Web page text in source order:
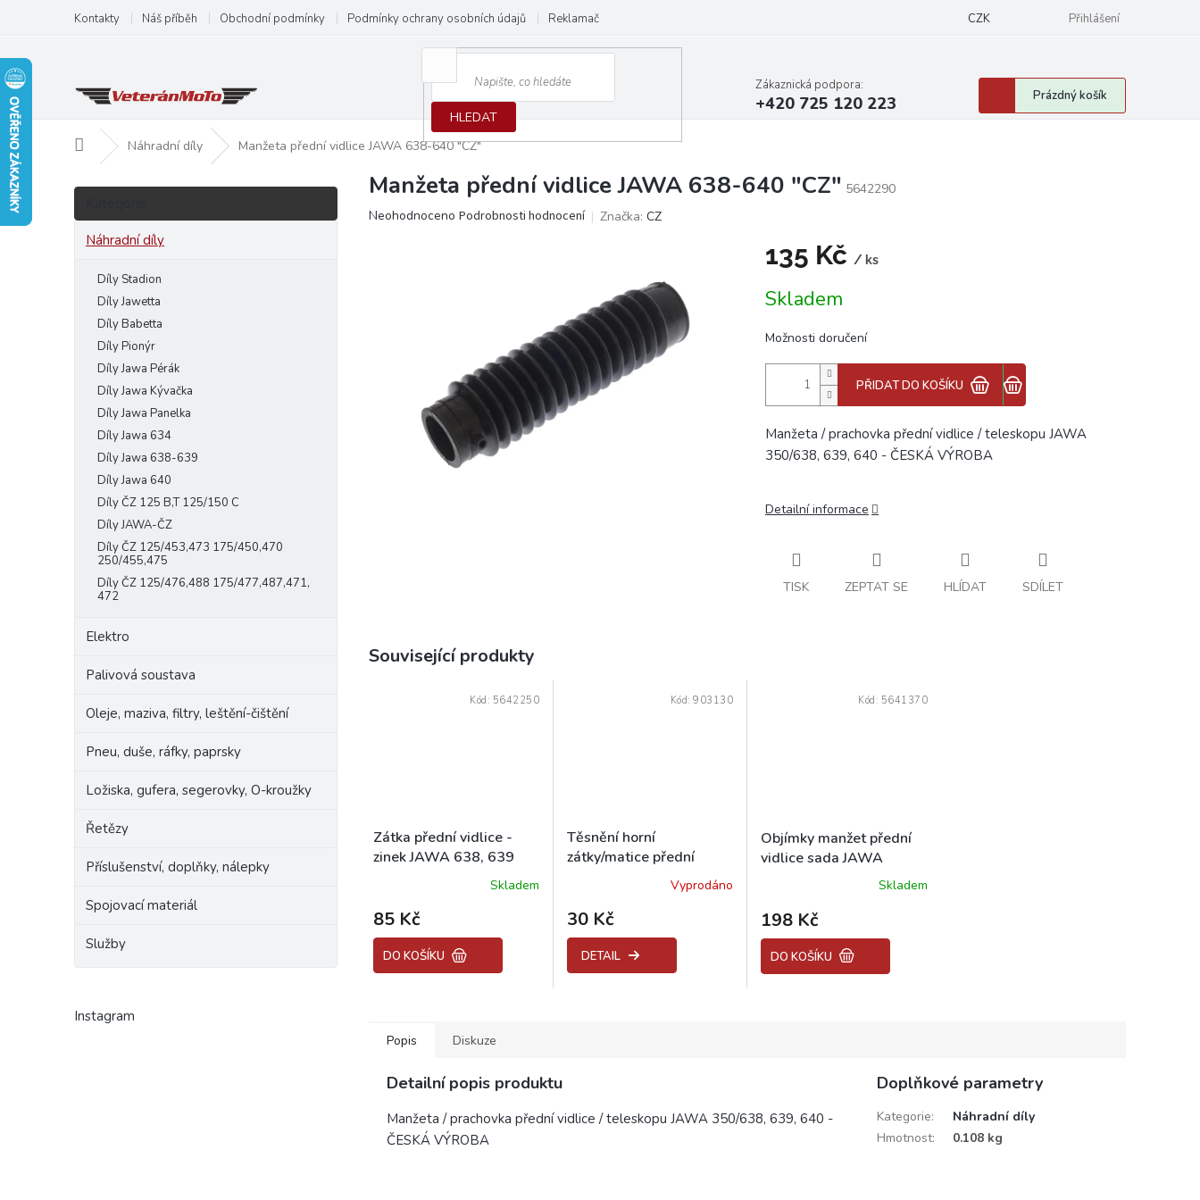
obsah
Kontakty Náš příběh Obchodní podmínky Podmínky ochrany osobních údajů Reklamační protokol CZK Přihlášení
HLEDAT
Zákaznická podpora:
+420 725 120 223
Nákupní
košík
Prázdný košík
Domů Náhradní díly Manžeta přední vidlice JAWA 638-640 "CZ"
P
s
Přeskočit
Náhradní díly
Díly Stadion
Díly Jawetta
Díly Babetta
Díly Pionýr
Díly Jawa Pérák
Díly Jawa Kývačka
Díly Jawa Panelka
Díly Jawa 634
Díly Jawa 638-639
Díly Jawa 640
Díly ČZ 125 B,T 125/150 C
Díly JAWA-ČZ
Díly ČZ 125/453,473 175/450,470
250/455,475
Díly ČZ 125/476,488 175/477,487,471,
472
Elektro
Palivová soustava
Oleje, maziva, filtry, leštění-čištění
Pneu, duše, ráfky, paprsky
Ložiska, gufera, segerovky, O-kroužky
Řetězy
Příslušenství, doplňky, nálepky
Spojovací materiál
Služby
Instagram
Manžeta přední vidlice JAWA 638-640 "CZ" 5642290
Průměrné
Neohodnoceno Podrobnosti hodnocení Značka: CZ
135 Kč / ks
cena:
Skladem
Možnosti doručení
PŘIDAT DO KOŠÍKU
Manžeta / prachovka přední vidlice / teleskopu JAWA
350/638, 639, 640 - ČESKÁ VÝROBA
Detailní informace
TISK ZEPTAT SE HLÍDAT SDÍLET
Související produkty
Zátka přední vidlice -
zinek JAWA 638, 639
Skladem
85 Kč
DO KOŠÍKU
Kód: 5642250
Těsnění horní
zátky/matice přední
vidlice JAWA, ČZVyprodáno
30 Kč
DETAIL
Kód: 903130
Objímky manžet přední
vidlice sada JAWA
Skladem
198 Kč
DO KOŠÍKU
Kód: 5641370
Popis Diskuze
Detailní popis produktu
Manžeta / prachovka přední vidlice / teleskopu JAWA 350/638, 639, 640 -
ČESKÁ VÝROBA
Doplňkové parametry
Kategorie:
Náhradní díly
Hmotnost: 0.108 kg